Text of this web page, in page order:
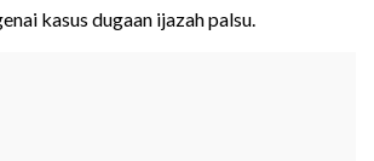
kasus dugaan ijazah palsu.